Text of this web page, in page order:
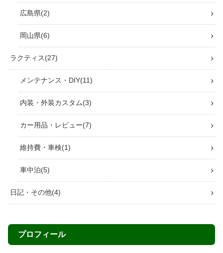
広島県 2
岡山県 6
ラクティス 27
メンテナンス・DIY 11
内装・外装カスタム 3
カー用品・レビュー 7
維持費・車検 1
車中泊 5
日記・その他 4
プロフィール